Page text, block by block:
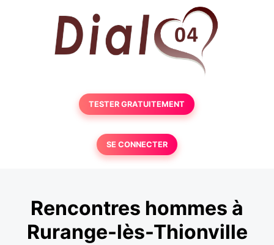
TESTER GRATUITEMENT
SE CONNECTER
Rencontres hommes à
Rurange-lès-Thionville